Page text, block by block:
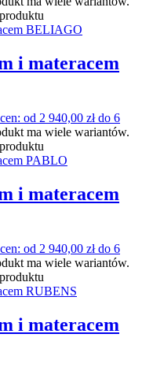
i materacem
od 2 940,00 zł do 6
ma wiele wariantów.
i materacem
od 2 940,00 zł do 6
ma wiele wariantów.
i materacem